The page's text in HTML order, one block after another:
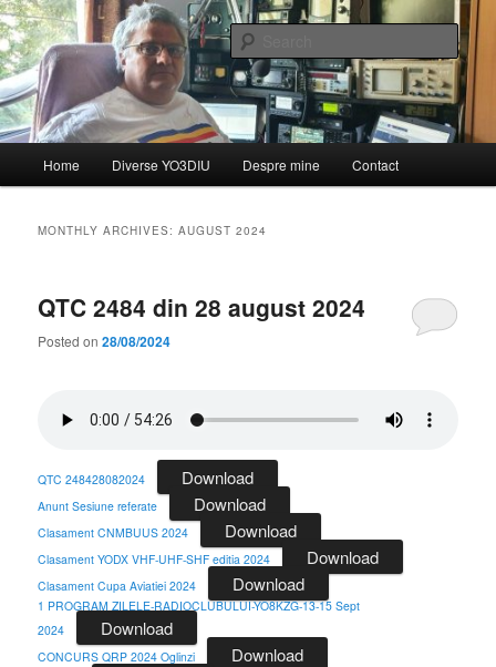
Skip
to
primary
content
Skip
to
secondary
contentQTC – Emisiunea informativă a
Federației Române de
Radioamatorism și Diverse din
partea lui YO3DIU
de YO3DIU
Home Diverse YO3DIU Despre mine Contact
MONTHLY ARCHIVES:AUGUST 2024
QTC 2484 din 28 august 2024
Posted on28/08/2024
QTC 248428082024 Download
Anunt Sesiune referate Download
Clasament CNMBUUS 2024 Download
Clasament YODX VHF-UHF-SHF editia 2024 Download
Clasament Cupa Aviatiei 2024 Download
1 PROGRAM ZILELE-RADIOCLUBULUI-YO8KZG-13-15 Sept
2024
Download
CONCURS QRP 2024 Oglinzi Download